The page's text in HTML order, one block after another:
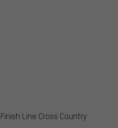
Line Cross Country